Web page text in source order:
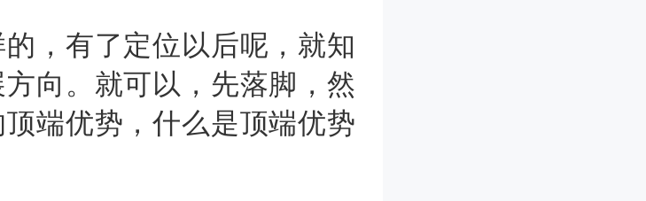
有了定位以后呢，就知
向。就可以，先落脚，然
端优势，什么是顶端优势